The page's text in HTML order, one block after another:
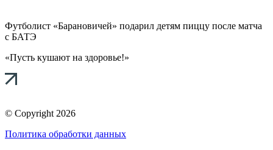
Футболист «Барановичей» подарил детям пиццу после матча
с БАТЭ
«Пусть кушают на здоровье!»
© Copyright 2026
Политика обработки данных